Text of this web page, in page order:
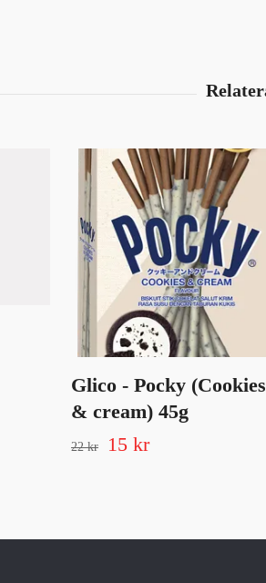
Glico - Pocky (Cookies
& cream) 45g
22 kr 15 kr